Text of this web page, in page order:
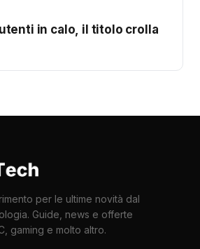
in calo, il titolo crolla
per le ultime novità dal
Guide, news e offerte
gaming e molto altro.